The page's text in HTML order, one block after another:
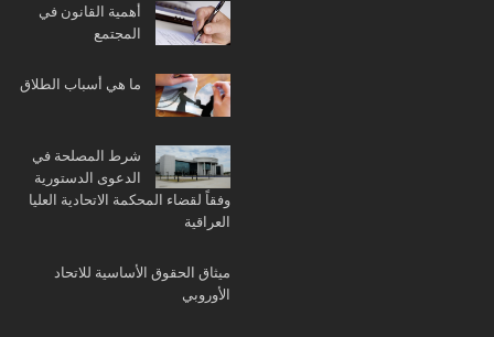
أهمية القانون في
المجتمع
ما هي أسباب الطلاق
شرط المصلحة في
الدعوى الدستورية
وفقاً لقضاء المحكمة الاتحادية العليا
العراقية
ميثاق الحقوق الأساسية للاتحاد
الأوروبي